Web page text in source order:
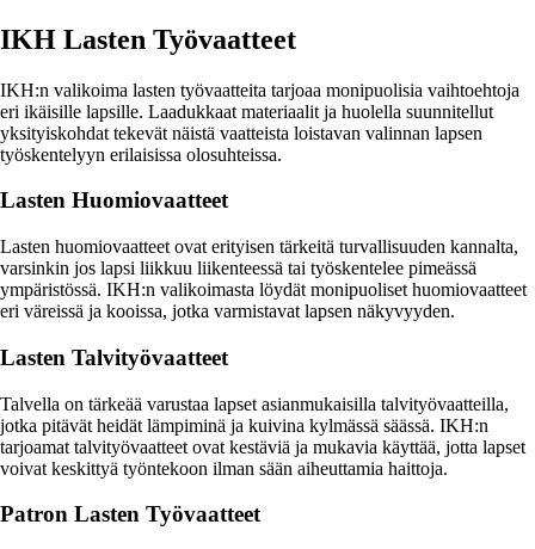
IKH Lasten Työvaatteet
IKH:n valikoima lasten työvaatteita tarjoaa monipuolisia vaihtoehtoja
eri ikäisille lapsille. Laadukkaat materiaalit ja huolella suunnitellut
yksityiskohdat tekevät näistä vaatteista loistavan valinnan lapsen
työskentelyyn erilaisissa olosuhteissa.
Lasten Huomiovaatteet
Lasten huomiovaatteet ovat erityisen tärkeitä turvallisuuden kannalta,
varsinkin jos lapsi liikkuu liikenteessä tai työskentelee pimeässä
ympäristössä. IKH:n valikoimasta löydät monipuoliset huomiovaatteet
eri väreissä ja kooissa, jotka varmistavat lapsen näkyvyyden.
Lasten Talvityövaatteet
Talvella on tärkeää varustaa lapset asianmukaisilla talvityövaatteilla,
jotka pitävät heidät lämpiminä ja kuivina kylmässä säässä. IKH:n
tarjoamat talvityövaatteet ovat kestäviä ja mukavia käyttää, jotta lapset
voivat keskittyä työntekoon ilman sään aiheuttamia haittoja.
Patron Lasten Työvaatteet